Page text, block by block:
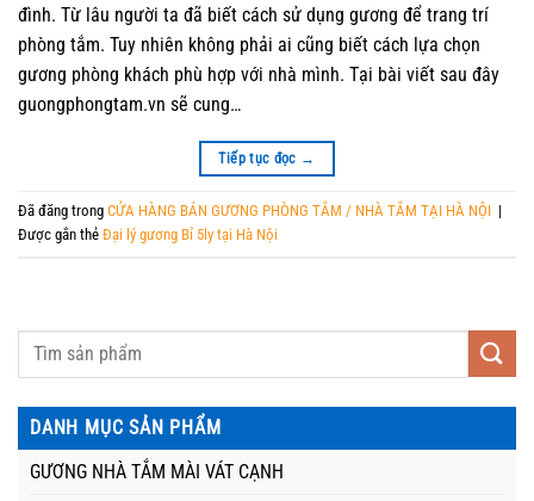
đình. Từ lâu người ta đã biết cách sử dụng gương để trang trí
phòng tắm. Tuy nhiên không phải ai cũng biết cách lựa chọn
gương phòng khách phù hợp với nhà mình. Tại bài viết sau đây
guongphongtam.vn sẽ cung…
Tiếp tục đọc →
Đã đăng trong CỬA HÀNG BÁN GƯƠNG PHÒNG TẮM / NHÀ TẮM TẠI HÀ NỘI |
Được gắn thẻ Đại lý gương Bỉ 5ly tại Hà Nội
DANH MỤC SẢN PHẨM
GƯƠNG NHÀ TẮM MÀI VÁT CẠNH